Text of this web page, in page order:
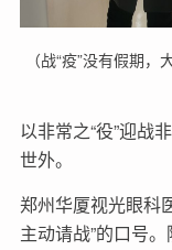
（战“疫”没有假期
以非常之“役”迎战
世外。
郑州华厦视光眼科
主动请战”的口号